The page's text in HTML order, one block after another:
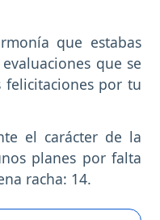
que estabas
que se
por tu
el carácter de la
planes por falta
racha: 14.